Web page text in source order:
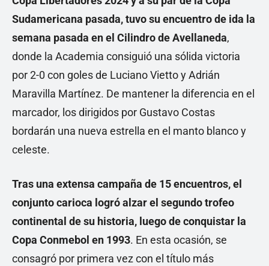
Sudamericana pasada, tuvo su encuentro de ida la
semana pasada en el Cilindro de Avellaneda,
donde la Academia consiguió una sólida victoria
por 2-0 con goles de Luciano Vietto y Adrián
Maravilla Martínez. De mantener la diferencia en el
marcador, los dirigidos por Gustavo Costas
bordarán una nueva estrella en el manto blanco y
celeste.
Tras una extensa campaña de 15 encuentros, el
conjunto carioca logró alzar el segundo trofeo
continental de su historia, luego de conquistar la
Copa Conmebol en 1993. En esta ocasión, se
consagró por primera vez con el título más